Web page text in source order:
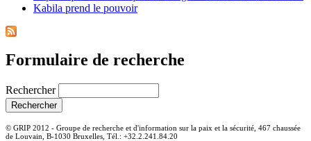
Kabila prend le pouvoir
Formulaire de recherche
Rechercher
© GRIP 2012 - Groupe de recherche et d'information sur la paix et la sécurité, 467 chaussée
de Louvain, B-1030 Bruxelles, Tél.: +32.2.241.84.20